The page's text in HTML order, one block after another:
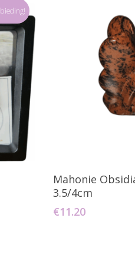
Toevoegen
Mahonie
3.5/4cm
€11.20